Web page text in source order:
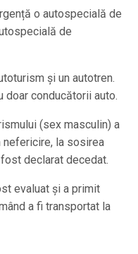
o autospecială de
de
și un autotren.
doar conducătorii auto.
(sex masculin) a
nefericire, la sosirea
declarat decedat.
evaluat și a primit
a fi transportat la